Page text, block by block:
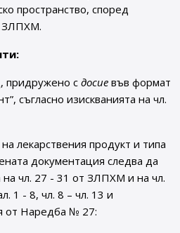
пространство, според
ЗЛПХМ.
придружено сдосие във формат
съгласно изискванията на чл.
лекарствения продукт и типа
документация следва да
на чл. 27 - 31 от ЗЛПХМ и на чл.
1 - 8, чл. 8 – чл. 13 и
от Наредба № 27: